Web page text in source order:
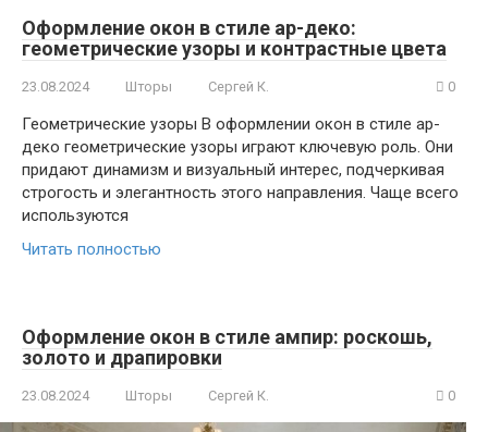
Оформление окон в стиле ар-деко:
геометрические узоры и контрастные цвета
23.08.2024 Шторы Сергей К. 0
Геометрические узоры В оформлении окон в стиле ар-
деко геометрические узоры играют ключевую роль. Они
придают динамизм и визуальный интерес, подчеркивая
строгость и элегантность этого направления. Чаще всего
используются
Читать полностью
Оформление окон в стиле ампир: роскошь,
золото и драпировки
23.08.2024 Шторы Сергей К. 0